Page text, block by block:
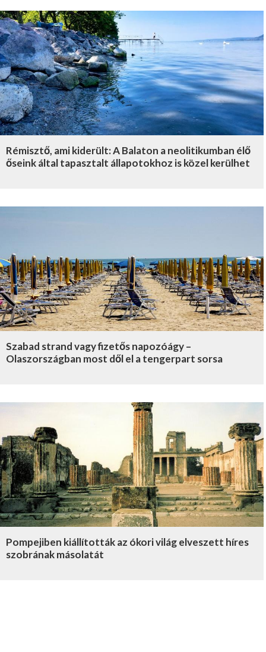
Rémisztő, ami kiderült: A Balaton a neolitikumban élő
őseink által tapasztalt állapotokhoz is közel kerülhet
Szabad strand vagy fizetős napozóágy –
Olaszországban most dől el a tengerpart sorsa
Pompejiben kiállították az ókori világ elveszett híres
szobrának másolatát